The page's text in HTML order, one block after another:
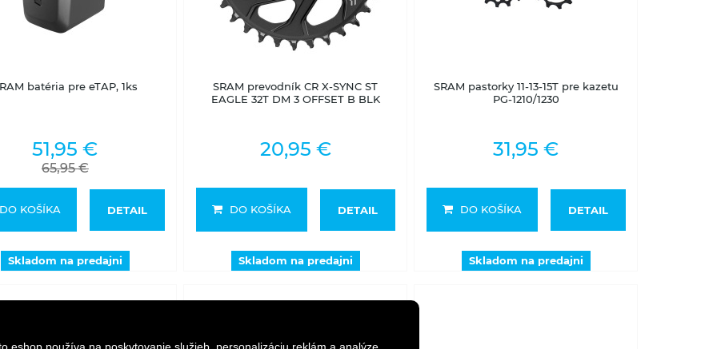
eshop používa na poskytovanie služieb, personalizáciu reklám a analýze
batéria pre eTAP, 1ks
51,95 €
65,95 €
KOŠÍKA DETAIL
Skladom na predajni
Skladom na predajni
SRAM prevodník CR X-SYNC ST
EAGLE 32T DM 3 OFFSET B BLK
20,95 €
DO KOŠÍKA DETAIL
Skladom na predajni
SRAM pastorky 11-13-15T pre kazetu
PG-1210/1230
31,95 €
DO KOŠÍKA DETAIL
Skladom na predajni